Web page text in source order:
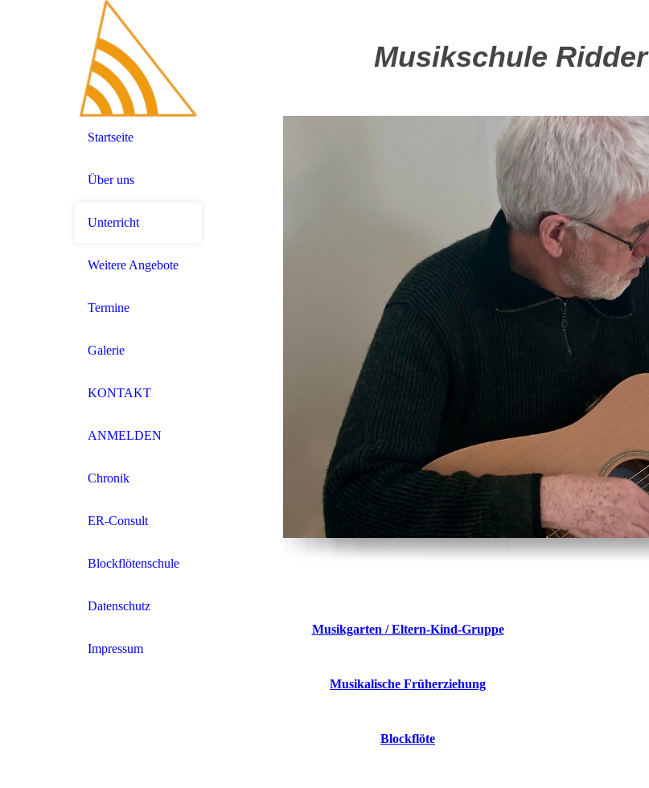
Musikschule Ridder
Startseite
Über uns
Unterricht
Weitere Angebote
Termine
Galerie
KONTAKT
ANMELDEN
Chronik
ER-Consult
Blockflötenschule
Datenschutz
Impressum
Musikgarten / Eltern-Kind-Gruppe
Musikalische Früherziehung
Blockflöte